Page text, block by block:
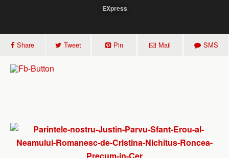
EXpress
Share Tweet Pin Mail SMS